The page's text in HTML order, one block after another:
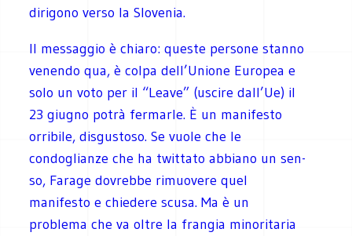
dirigono verso la Slovenia.
Il messaggio è chiaro: queste persone stanno
venendo qua, è colpa dell’Unione Europea e
solo un voto per il “Leave” (uscire dall’Ue) il
23 giugno potrà fermarle. È un manifesto
orribile, disgustoso. Se vuole che le
condoglianze che ha twittato abbiano un sen-
so, Farage dovrebbe rimuovere quel
manifesto e chiedere scusa. Ma è un
problema che va oltre la frangia minoritaria